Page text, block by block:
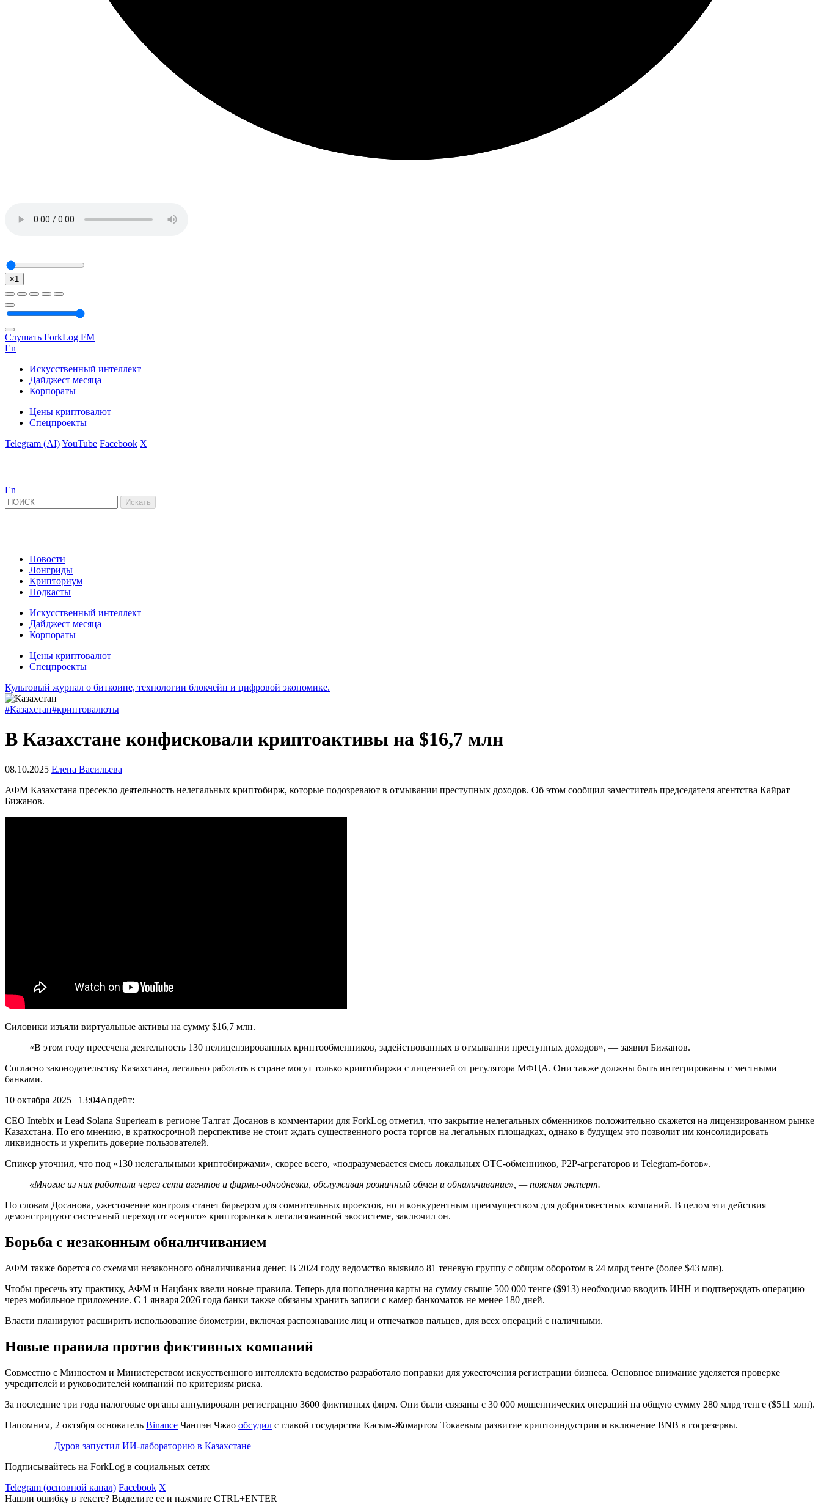
×1
Слушать ForkLog FM
En
Искусственный интеллект
Дайджест месяца
Корпораты
Цены криптовалют
Спецпроекты
Telegram (AI)YouTube Facebook X
En
Новости
Лонгриды
Крипториум
Подкасты
Искусственный интеллект
Дайджест месяца
Корпораты
Цены криптовалют
Спецпроекты
Культовый журнал о биткоине, технологии блокчейн и цифровой экономике.
#Казахстан#криптовалюты
В Казахстане конфисковали криптоактивы на $16,7 млн
08.10.2025 Елена Васильева
АФМ Казахстана пресекло деятельность нелегальных криптобирж, которые подозревают в отмывании преступных доходов. Об этом сообщил заместитель председателя агентства Кайрат
Бижанов.
Силовики изъяли виртуальные активы на сумму $16,7 млн.
«В этом году пресечена деятельность 130 нелицензированных криптообменников, задействованных в отмывании преступных доходов», — заявил Бижанов.
Согласно законодательству Казахстана, легально работать в стране могут только криптобиржи с лицензией от регулятора МФЦА. Они также должны быть интегрированы с местными
банками.
10 октября 2025 | 13:04Апдейт:
CEO Intebix и Lead Solana Superteam в регионе Талгат Досанов в комментарии для ForkLog отметил, что закрытие нелегальных обменников положительно скажется на лицензированном рынке
Казахстана. По его мнению, в краткосрочной перспективе не стоит ждать существенного роста торгов на легальных площадках, однако в будущем это позволит им консолидировать
ликвидность и укрепить доверие пользователей.
Спикер уточнил, что под «130 нелегальными криптобиржами», скорее всего, «подразумевается смесь локальных OTC-обменников, P2P-агрегаторов и Telegram-ботов».
«Многие из них работали через сети агентов и фирмы-однодневки, обслуживая розничный обмен и обналичивание», — пояснил эксперт.
По словам Досанова, ужесточение контроля станет барьером для сомнительных проектов, но и конкурентным преимуществом для добросовестных компаний. В целом эти действия
демонстрируют системный переход от «серого» крипторынка к легализованной экосистеме, заключил он.
Борьба с незаконным обналичиванием
АФМ также борется со схемами незаконного обналичивания денег. В 2024 году ведомство выявило 81 теневую группу с общим оборотом в 24 млрд тенге (более $43 млн).
Чтобы пресечь эту практику, АФМ и Нацбанк ввели новые правила. Теперь для пополнения карты на сумму свыше 500 000 тенге ($913) необходимо вводить ИНН и подтверждать операцию
через мобильное приложение. С 1 января 2026 года банки также обязаны хранить записи с камер банкоматов не менее 180 дней.
Власти планируют расширить использование биометрии, включая распознавание лиц и отпечатков пальцев, для всех операций с наличными.
Новые правила против фиктивных компаний
Совместно с Минюстом и Министерством искусственного интеллекта ведомство разработало поправки для ужесточения регистрации бизнеса. Основное внимание уделяется проверке
учредителей и руководителей компаний по критериям риска.
За последние три года налоговые органы аннулировали регистрацию 3600 фиктивных фирм. Они были связаны с 30 000 мошеннических операций на общую сумму 280 млрд тенге ($511 млн).
Напомним, 2 октября основатель Binance Чанпэн Чжао обсудил с главой государства Касым-Жомартом Токаевым развитие криптоиндустрии и включение BNB в госрезервы.
Дуров запустил ИИ-лабораторию в Казахстане
Подписывайтесь на ForkLog в социальных сетях
Telegram (основной канал) Facebook X
Нашли ошибку в тексте? Выделите ее и нажмите CTRL+ENTER